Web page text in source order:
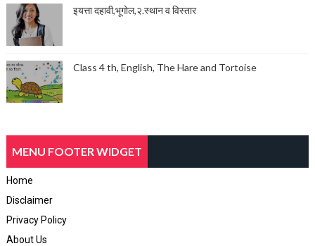
इयत्ता दहावी,भूगोल,२.स्थान व विस्तार
Class 4 th, English, The Hare and Tortoise
MENU FOOTER WIDGET
Home
Disclaimer
Privacy Policy
About Us